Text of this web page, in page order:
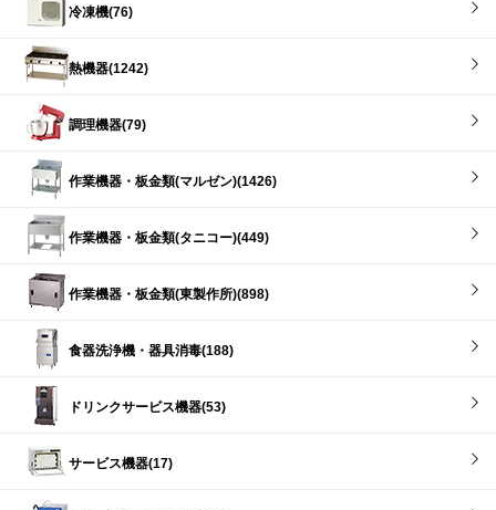
冷凍機(76)
熱機器(1242)
調理機器(79)
作業機器・板金類(マルゼン)(1426)
作業機器・板金類(タニコー)(449)
作業機器・板金類(東製作所)(898)
食器洗浄機・器具消毒(188)
ドリンクサービス機器(53)
サービス機器(17)